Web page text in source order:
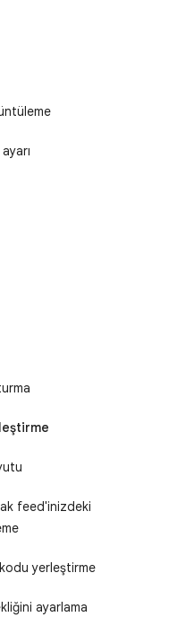
feed'inizdeki
yerleştirme
ayarlama